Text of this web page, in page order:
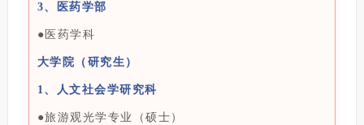
3、医药学部
● 医药学科
大学院（研究生）
1、人文社会学研究科
●旅游观光学专业（硕士）